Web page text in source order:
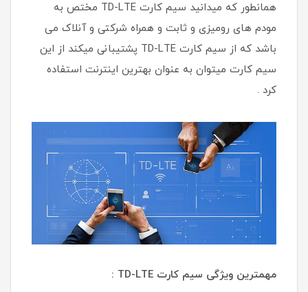
همانطور که میدانید سیم کارت TD-LTE مختص به
مودم های رومیزی و ثابت و همراه شرکتی و آنلاک می
باشد که از سیم کارت TD-LTE پشتیبانی میکند از این
سیم کارت میتوان به عنوان بهترین اینترنت استفاده
کرد .
مهمترین ویژگی سیم کارت TD-LTE :